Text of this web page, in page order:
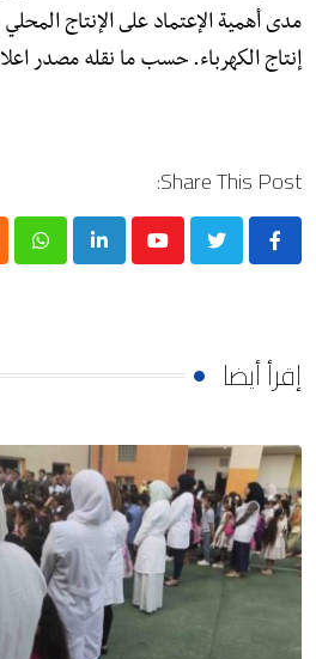
مدى أهمية الإعتماد على الإنتاج
إنتاج الكهرباء. حسب ما نقله مصدر
Share This Post:
Youtube
LinkedIn
إقرأ أيضا